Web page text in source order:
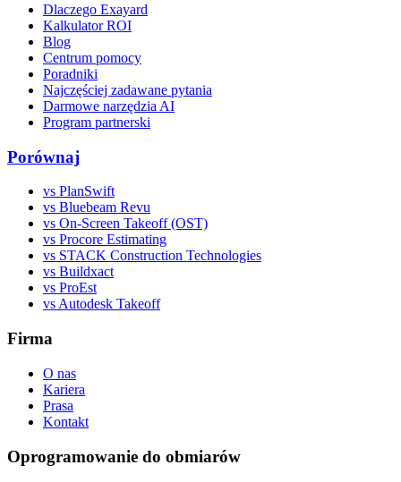
Dlaczego Exayard
Kalkulator ROI
Blog
Centrum pomocy
Poradniki
Najczęściej zadawane pytania
Darmowe narzędzia AI
Program partnerski
Porównaj
vs PlanSwift
vs Bluebeam Revu
vs On-Screen Takeoff (OST)
vs Procore Estimating
vs STACK Construction Technologies
vs Buildxact
vs ProEst
vs Autodesk Takeoff
Firma
O nas
Kariera
Prasa
Kontakt
Oprogramowanie do obmiarów